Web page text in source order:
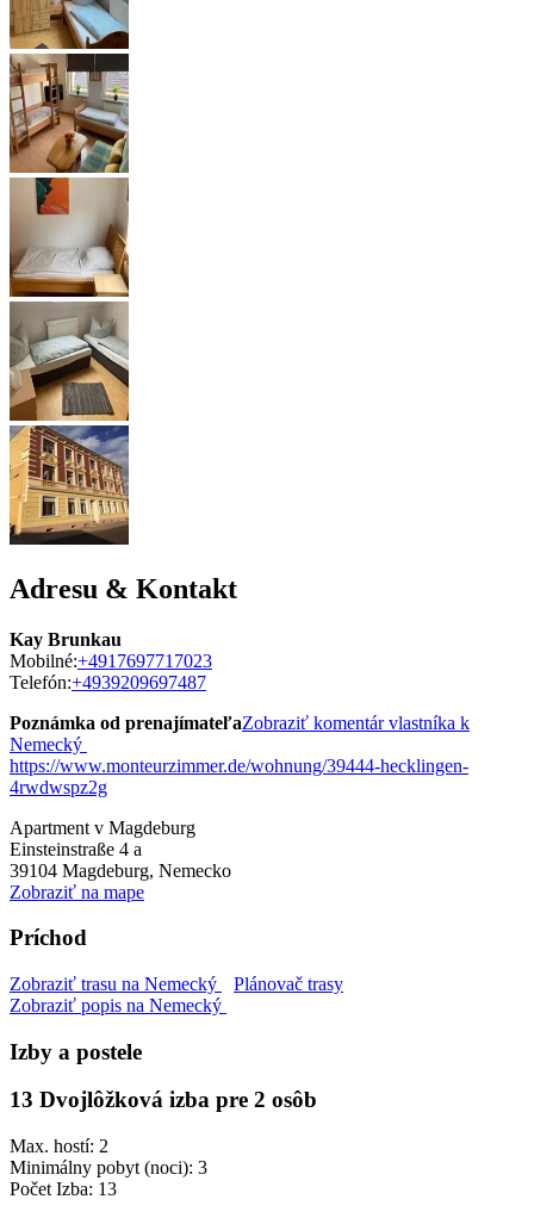
Adresu & Kontakt
Kay Brunkau
Mobilné:+4917697717023
Telefón:+4939209697487
Poznámka od prenajímateľaZobraziť komentár vlastníka k
Nemecký
https://www.monteurzimmer.de/wohnung/39444-hecklingen-
4rwdwspz2g
Apartment v Magdeburg
Einsteinstraße 4 a
39104 Magdeburg, Nemecko
Zobraziť na mape
Príchod
Zobraziť trasu na Nemecký
Plánovač trasy
Zobraziť popis na Nemecký
Izby a postele
13 Dvojlôžková izba pre 2 osôb
Max. hostí: 2
Minimálny pobyt (noci): 3
Počet Izba: 13